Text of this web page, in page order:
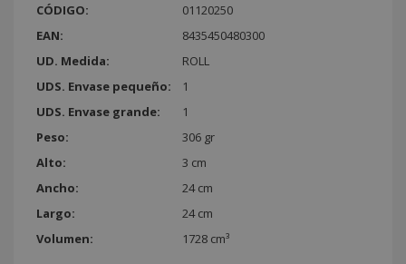
CÓDIGO:
01120250
EAN:
8435450480300
UD. Medida:
ROLL
UDS. Envase pequeño:
1
UDS. Envase grande:
1
Peso:
306 gr
Alto:
3 cm
Ancho:
24 cm
Largo:
24 cm
Volumen:
1728 cm³